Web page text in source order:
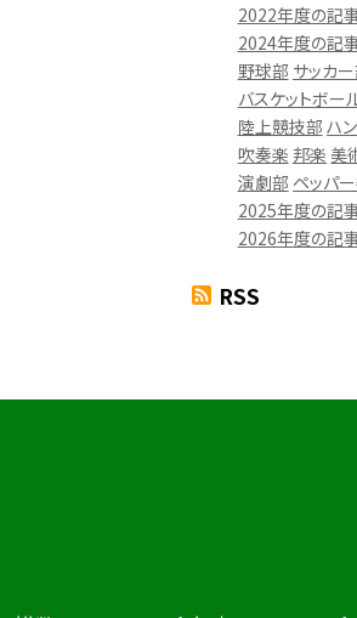
2022年度の記
2024年度の記
野球部 サッカ
バスケットボー
陸上競技部 ハ
吹奏楽 邦楽 美
演劇部 ペッパ
2025年度の記
2026年度の記
RSS